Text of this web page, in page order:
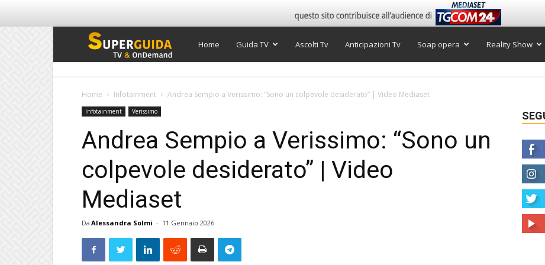
Super
Home Guida TV Ascolti Tv Anticipazioni Tv Soap opera Reality Show
Home Infotainment Andrea Sempio a Verissimo: “Sono un colpevole desiderato” | Video Mediaset
Infotainment Verissimo
Andrea Sempio a Verissimo: “Sono un
colpevole desiderato” | Video
Mediaset
Da Alessandra Solmi - 11 Gennaio 2026